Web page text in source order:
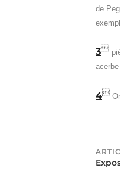
de
3
4